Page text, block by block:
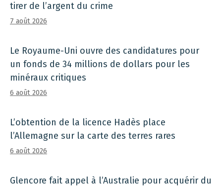
tirer de l’argent du crime
7 août 2026
Le Royaume-Uni ouvre des candidatures pour
un fonds de 34 millions de dollars pour les
minéraux critiques
6 août 2026
L’obtention de la licence Hadès place
l’Allemagne sur la carte des terres rares
6 août 2026
Glencore fait appel à l’Australie pour acquérir du